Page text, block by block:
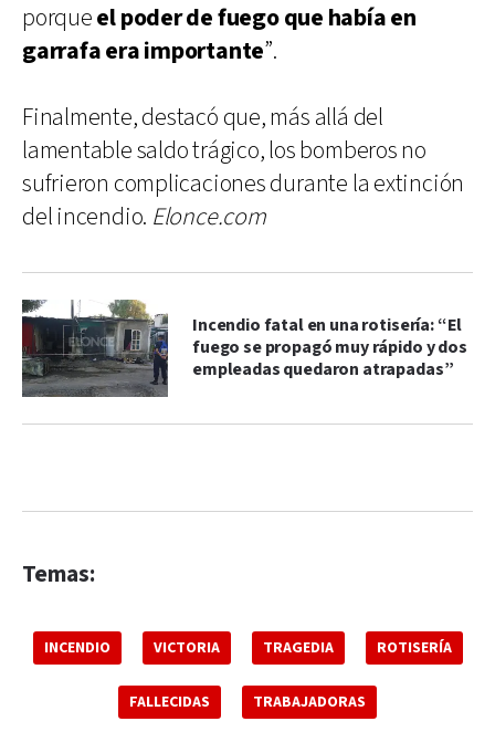
porqueel poder de fuego que había en
garrafa era importante”.
Finalmente, destacó que, más allá del
lamentable saldo trágico, los bomberos no
sufrieron complicaciones durante la extinción
del incendio. Elonce.com
Incendio fatal en una rotisería: “El
fuego se propagó muy rápido y dos
empleadas quedaron atrapadas”
Temas:
INCENDIO VICTORIA TRAGEDIA ROTISERÍA
FALLECIDAS TRABAJADORAS